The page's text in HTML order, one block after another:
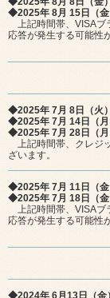
◆2025年 8月 15日（
上記時間帯、VISAブ
応答が発生する可能性
◆2025年 7月 8日（火
◆2025年 7月 14日（
◆2025年 7月 28日（
上記時間帯、クレジ
ざいます。
◆2025年 7月 11日（
◆2025年 7月 18日（
上記時間帯、VISAブ
応答が発生する可能性
◆2024年 6月13日（金